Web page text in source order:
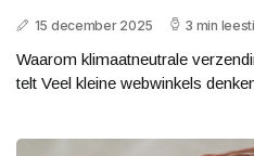
15 december 2025 3 min
Waarom klimaatneutrale
telt Veel kleine webwinkels